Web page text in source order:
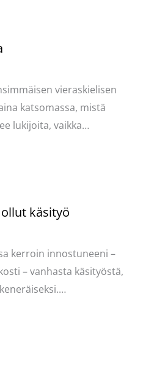
vieraskielisen
katsomassa, mistä
lukijoita, vaikka…
käsityö
kerroin innostuneeni –
– vanhasta käsityöstä,